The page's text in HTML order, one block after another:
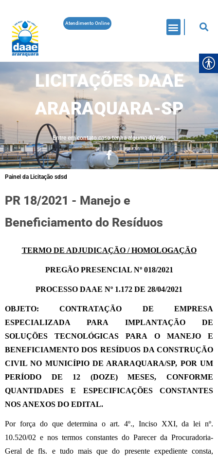
Atendimento Online
LICITAÇÕES DAAE
ARARAQUARA-SP
Entre em contato caso tenha alguma dúvida
Painel da Licitação sdsd
PR 18/2021 - Manejo e
Beneficiamento do Resíduos
TERMO DE ADJUDICAÇÃO / HOMOLOGAÇÃO
PREGÃO PRESENCIAL Nº 018/2021
PROCESSO DAAE Nº 1.172 DE 28/04/2021
OBJETO:CONTRATAÇÃO DE EMPRESA
ESPECIALIZADA PARA IMPLANTAÇÃO DE
SOLUÇÕES TECNOLÓGICAS PARA O MANEJO E
BENEFICIAMENTO DOS RESÍDUOS DA CONSTRUÇÃO
CIVIL NO MUNICÍPIO DE ARARAQUARA/SP, POR UM
PERÍODO DE 12 (DOZE) MESES, CONFORME
QUANTIDADES E ESPECIFICAÇÕES CONSTANTES
NOS ANEXOS DO EDITAL.
Por força do que determina o art. 4º., Inciso XXI, da lei nº.
10.520/02 e nos termos constantes do Parecer da Procuradoria-
Geral de fls. e tudo mais que do presente expediente consta,